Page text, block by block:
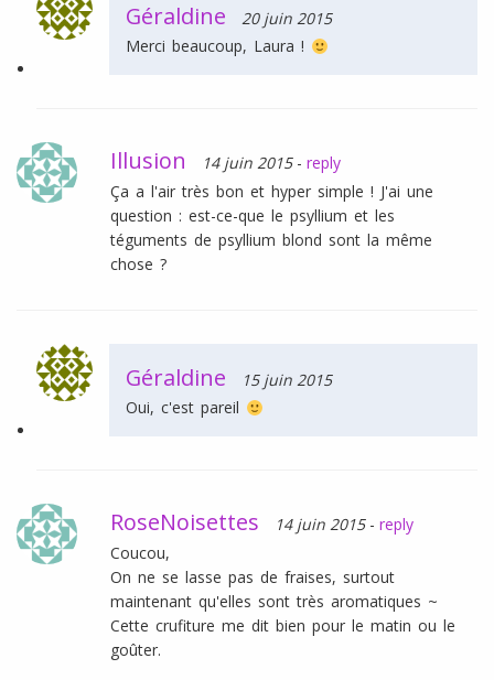
Géraldine
20 juin 2015
Merci beaucoup, Laura !
Illusion 14 juin 2015 - reply
Ça a l'air très bon et hyper simple ! J'ai une
question : est-ce-que le psyllium et les
téguments de psyllium blond sont la même
chose ?
Géraldine
15 juin 2015
Oui, c'est pareil
RoseNoisettes 14 juin 2015 - reply
Coucou,
On ne se lasse pas de fraises, surtout
maintenant qu'elles sont très aromatiques ~
Cette crufiture me dit bien pour le matin ou le
goûter.